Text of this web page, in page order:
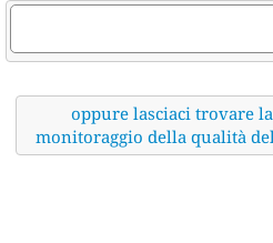
oppure lasciaci trovare
monitoraggio della qualità